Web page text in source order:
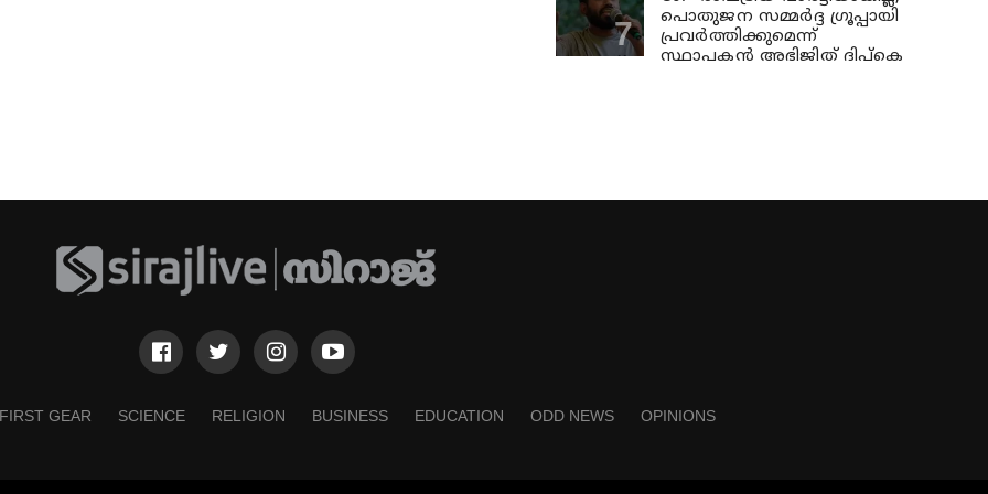
പൊതുജന സമ്മർദ്ദ ഗ്രൂപ്പായി
പ്രവർത്തിക്കുമെന്ന്
സ്ഥാപകൻ അഭിജിത് ദിപ്കെ
FIRST GEAR SCIENCE RELIGION BUSINESS EDUCATION ODD NEWS OPINIONS